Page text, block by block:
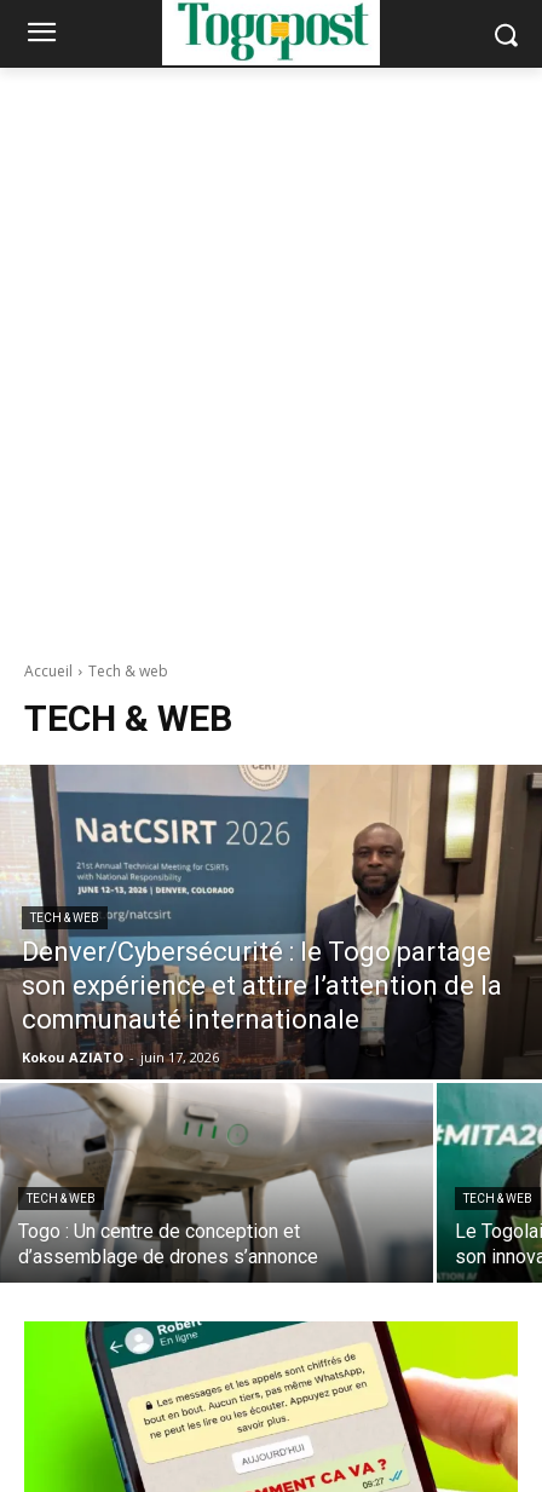
Accueil Tech & web
TECH & WEB
TECH & WEB
Denver/Cybersécurité : le Togo partage
son expérience et attire l’attention de la
communauté internationale
Kokou AZIATO - juin 17, 2026
TECH & WEB
Togo : Un centre de conception et
d’assemblage de drones s’annonce
TECH & WEB
Le
son